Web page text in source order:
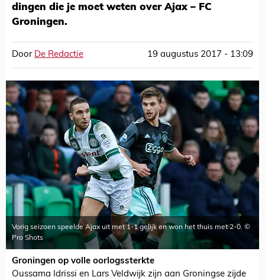
dingen die je moet weten over Ajax – FC
Groningen.
Door De Redactie 19 augustus 2017 - 13:09
Vorig seizoen speelde Ajax uit met 1-1 gelijk en won het thuis met 2-0. ©
Pro Shots
Groningen op volle oorlogssterkte
Oussama Idrissi en Lars Veldwijk zijn aan Groningse zijde